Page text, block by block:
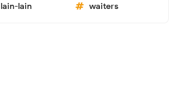
lain-lain
waiters